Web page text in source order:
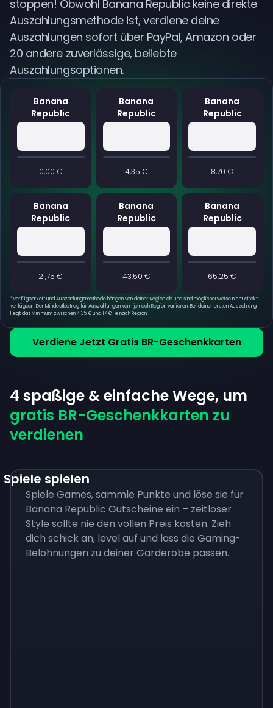
Verdiene Jetzt Gratis BR-Geschenkkarten
Banana
Republic
0,00 €
Banana
Republic
4,35 €
Banana
Republic
8,70 €
Banana
Republic
21,75 €
Banana
Republic
43,50 €
Banana
Republic
65,25 €
*Verfügbarkeit und Auszahlungsmethode hängen von deiner Region ab und sind möglicherweise nicht direkt
verfügbar. Der Mindestbetrag für Auszahlungen kann je nach Region variieren. Bei deiner ersten Auszahlung
liegt das Minimum zwischen 4,35 € und 17 €, je nach Region.
stoppen! Obwohl Banana Republic keine direkte
Auszahlungsmethode ist, verdiene deine
Auszahlungen sofort über PayPal, Amazon oder
20 andere zuverlässige, beliebte
Auszahlungsoptionen.
4 spaßige & einfache Wege, um
gratis BR-Geschenkkarten zu
verdienen
Spiele spielen
Spiele Games, sammle Punkte und löse sie für
Banana Republic Gutscheine ein – zeitloser
Style sollte nie den vollen Preis kosten. Zieh
dich schick an, level auf und lass die Gaming-
Belohnungen zu deiner Garderobe passen.